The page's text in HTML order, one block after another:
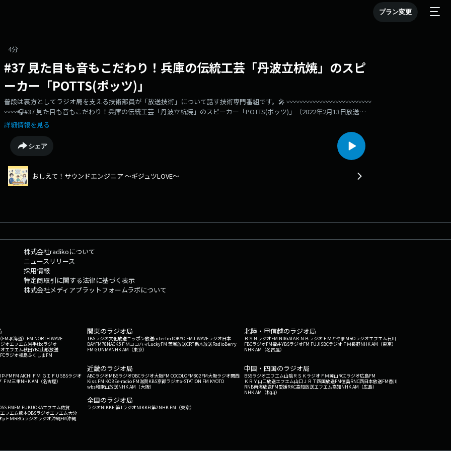
プラン変更
4分
#37 見た目も音もこだわり！兵庫の伝統工芸「丹波立杭焼」のスピ
ーカー「POTTS(ポッツ)」
普段は裏方としてラジオ局を支える技術部員が「放送技術」について話す技術専門番組です。🎤 〰〰〰〰〰〰〰〰〰〰〰〰〰
〰〰🎧#37 見た目も音もこだわり！兵庫の伝統工芸「丹波立杭焼」のスピーカー「POTTS(ポッツ)」（2022年2月13日放送）
☆ラジオ関西トピックスサイト「ラジトピ」でも配信中☆こだわりの「スピーカー」を見つける！ 兵庫の伝統工芸「丹波立
杭焼」の“陶器スピーカー”は職人が手作り | ラジトピ ラジオ関西トピックス (jocr.jp)
詳細情報を見る
シェア
おしえて！サウンドエンジニア ～ギジュツLOVE～
株式会社radikoについて
ニュースリリース
採用情報
特定商取引に関する法律に基づく表示
株式会社メディアプラットフォームラボについて
北海道） FM NORTH WAVE
オエフエム岩手tbcラジオ
エフエム秋田YBC山形放送
ラジオ福島ふくしまFM
関東のラジオ局
TBSラジオ文化放送ニッポン放送interfmTOKYO FMJ-WAVEラジオ日本
BAYFM78NACK5 ＦＭヨコハマLuckyFM 茨城放送CRT栃木放送RadioBerry
FM GUNMANHK AM（東京）
北陸・甲信越のラジオ局
ＢＳＮラジオFM NIIGATAＫＮＢラジオ ＦＭとやまMROラジオエフエム石川
FBCラジオFM福井YBSラジオFM FUJISBCラジオ ＦＭ長野NHK AM（東京）
NHK AM（名古屋）
FMFM AICHI ＦＭ ＧＩＦＵ SBSラジオ
ＦＭ三重NHK AM（名古屋）
近畿のラジオ局
ABCラジオMBSラジオOBCラジオ大阪FM COCOLOFM802FM大阪ラジオ関西
Kiss FM KOBEe-radio FM滋賀KBS京都ラジオα-STATION FM KYOTO
wbs和歌山放送NHK AM（大阪）
中国・四国のラジオ局
BSSラジオエフエム山陰ＲＳＫラジオ ＦＭ岡山RCCラジオ広島FM
ＫＲＹ山口放送エフエム山口 ＪＲＴ四国放送FM徳島RNC西日本放送FM香川
RNB南海放送FM愛媛RKC高知放送エフエム高知NHK AM（広島）
NHK AM（松山）
FMFM FUKUOKAエフエム佐賀
フエム熊本OBSラジオエフエム大分
μＦＭRBCiラジオラジオ沖縄FM沖縄
全国のラジオ局
ラジオNIKKEI第1ラジオNIKKEI第2NHK FM（東京）